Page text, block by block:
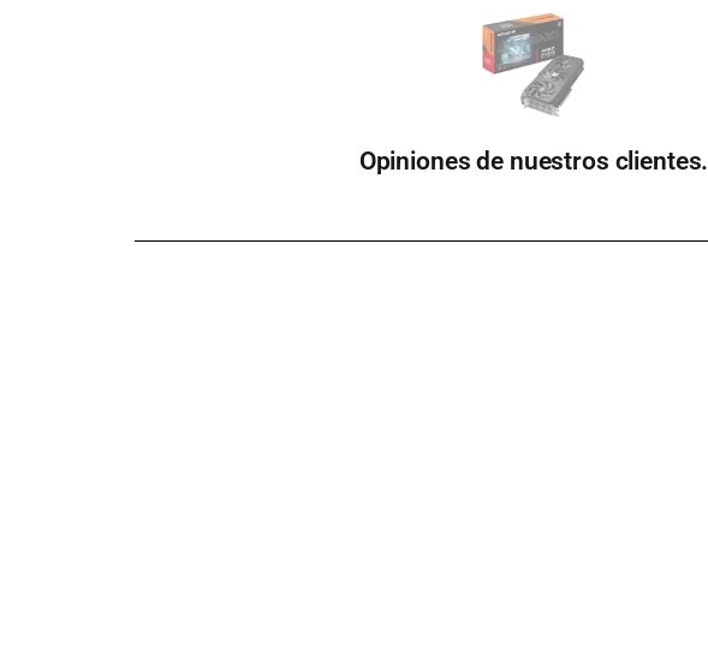
Opiniones de nuestros clientes.